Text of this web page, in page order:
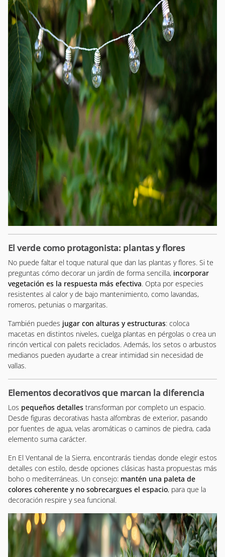
El verde como protagonista: plantas y flores
No puede faltar el toque natural que dan las plantas y flores. Si te
preguntas cómo decorar un jardín de forma sencilla, incorporar
vegetación es la respuesta más efectiva. Opta por especies
resistentes al calor y de bajo mantenimiento, como lavandas,
romeros, petunias o margaritas.
También puedes jugar con alturas y estructuras: coloca
macetas en distintos niveles, cuelga plantas en pérgolas o crea un
rincón vertical con palets reciclados. Además, los setos o arbustos
medianos pueden ayudarte a crear intimidad sin necesidad de
vallas.
Elementos decorativos que marcan la diferencia
Los pequeños detalles transforman por completo un espacio.
Desde figuras decorativas hasta alfombras de exterior, pasando
por fuentes de agua, velas aromáticas o caminos de piedra, cada
elemento suma carácter.
En El Ventanal de la Sierra, encontrarás tiendas donde elegir estos
detalles con estilo, desde opciones clásicas hasta propuestas más
boho o mediterráneas. Un consejo: mantén una paleta de
colores coherente y no sobrecargues el espacio, para que la
decoración respire y sea funcional.